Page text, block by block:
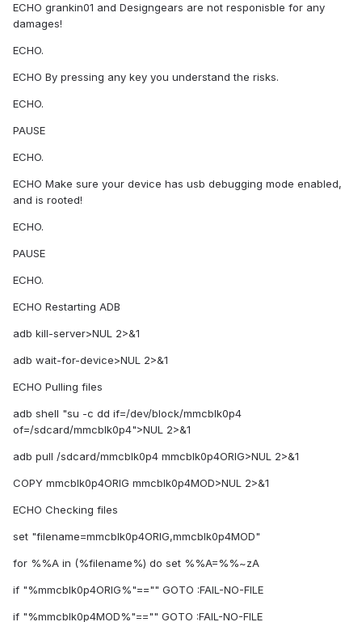
ECHO grankin01 and Designgears are not responisble for any
damages!
ECHO.
ECHO By pressing any key you understand the risks.
ECHO.
PAUSE
ECHO.
ECHO Make sure your device has usb debugging mode enabled,
and is rooted!
ECHO.
PAUSE
ECHO.
ECHO Restarting ADB
adb kill-server>NUL 2>&1
adb wait-for-device>NUL 2>&1
ECHO Pulling files
adb shell "su -c dd if=/dev/block/mmcblk0p4
of=/sdcard/mmcblk0p4">NUL 2>&1
adb pull /sdcard/mmcblk0p4 mmcblk0p4ORIG>NUL 2>&1
COPY mmcblk0p4ORIG mmcblk0p4MOD>NUL 2>&1
ECHO Checking files
set "filename=mmcblk0p4ORIG,mmcblk0p4MOD"
for %%A in (%filename%) do set %%A=%%~zA
if "%mmcblk0p4ORIG%"=="" GOTO :FAIL-NO-FILE
if "%mmcblk0p4MOD%"=="" GOTO :FAIL-NO-FILE